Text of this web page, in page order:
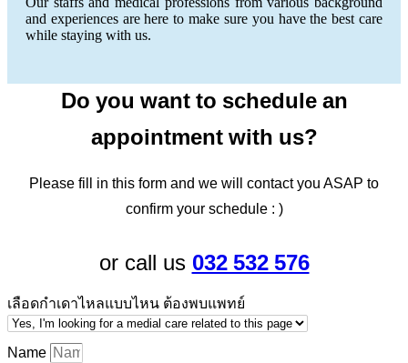
and experiences are here to make sure you have the best care
while staying with us.
Do you want to schedule an
appointment with us?
Please fill in this form and we will contact you ASAP to
confirm your schedule : )
or call us 032 532 576
เลือดกำเดาไหลแบบไหน ต้องพบแพทย์
Name